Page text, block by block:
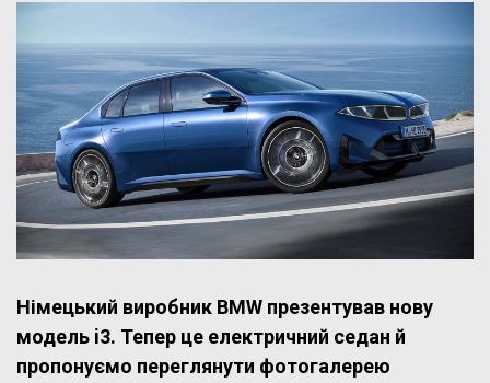
Німецький виробник BMW презентував нову
модель i3. Тепер це електричний седан й
пропонуємо переглянути фотогалерею